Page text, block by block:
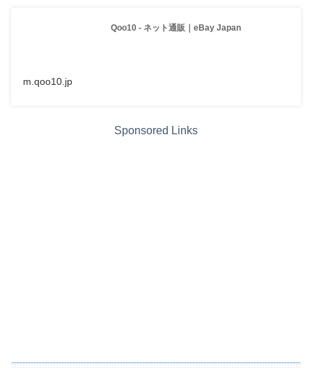
Qoo10 - ネット通販｜eBay Japan
m.qoo10.jp
Sponsored Links